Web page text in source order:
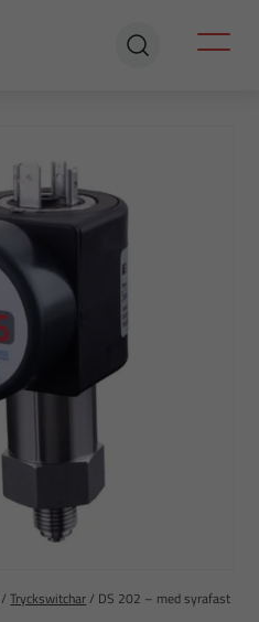
/Tryckswitchar/ DS 202 – med syrafast